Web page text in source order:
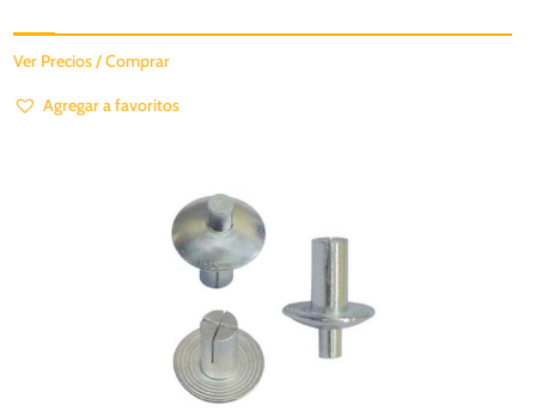
Ver Precios / Comprar
Agregar a favoritos